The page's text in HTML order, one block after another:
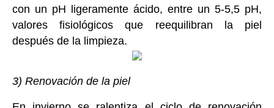
con un pH ligeramente ácido, entre un 5-5,5 pH,
valores fisiológicos que reequilibran la piel
después de la limpieza.
3) Renovación de la piel